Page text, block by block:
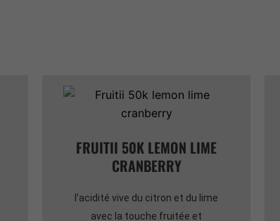
FRUITII 50K LEMON LIME
CRANBERRY
l’acidité vive du citron et du lime
avec la touche fruitée et